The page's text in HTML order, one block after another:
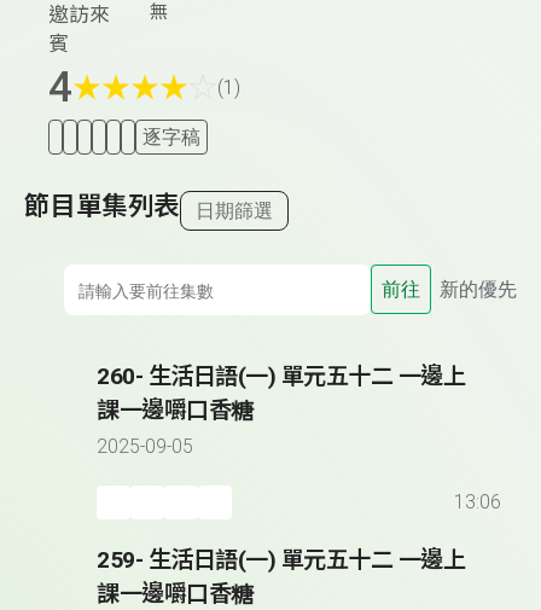
邀訪來
賓
無
4★★★★ (1)
逐字稿
節目單集列表 日期篩選
前往 新的優先
260- 生活日語(一) 單元五十二 一邊上
課一邊嚼口香糖
2025-09-05
13:06
259- 生活日語(一) 單元五十二 一邊上
課一邊嚼口香糖